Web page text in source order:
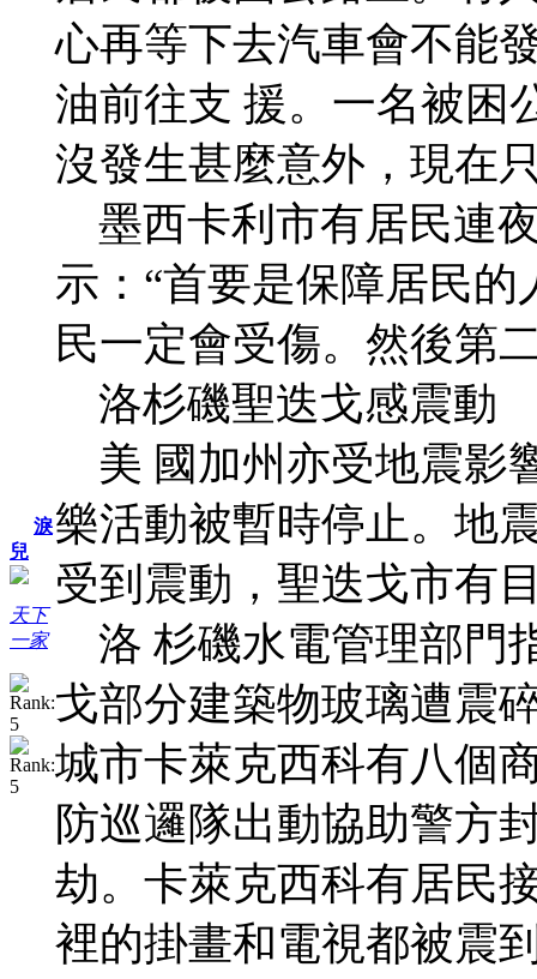
淚
兒
天下
一家
心再等下去汽車會不能
油前往支 援。一名被困
沒發生甚麼意外，現在
墨西卡利市有居民連
示：“首要是保障居民
民一定會受傷。然後第
洛杉磯聖迭戈感震動
美 國加州亦受地震影
樂活動被暫時停止。地
受到震動，聖迭戈市有
洛 杉磯水電管理部門
戈部分建築物玻璃遭震
城市卡萊克西科有八個
防巡邏隊出動協助警方
劫。卡萊克西科有居民
裡的掛畫和電視都被震